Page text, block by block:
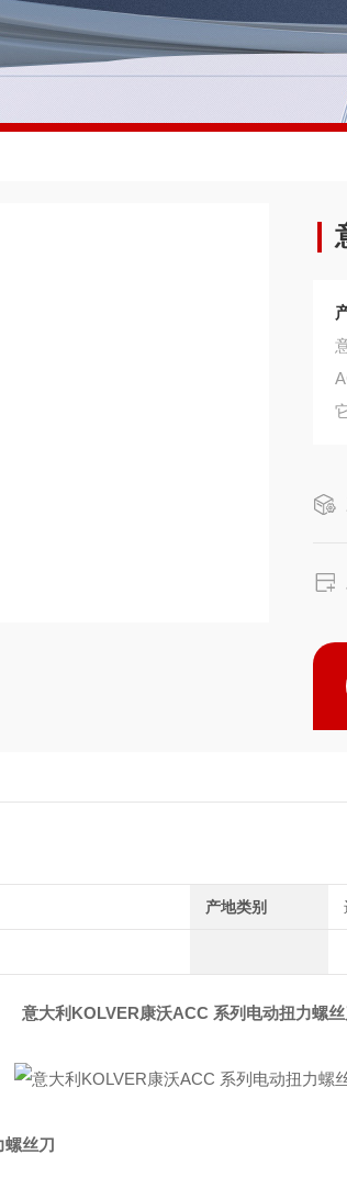
产地类别
意大利KOLVER康沃ACC 系列电动扭力螺丝
螺丝刀